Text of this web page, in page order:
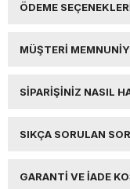
ÖDEME
MÜŞTERI
SIPARIŞINIZ NASIL
SIKÇA SORULAN
GARANTI VE İADE